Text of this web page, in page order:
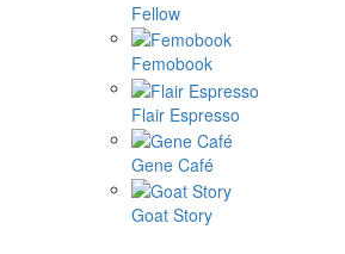
Fellow
Femobook
Flair Espresso
Gene Café
Goat Story